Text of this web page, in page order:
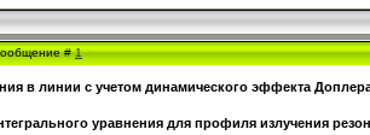
#1
в линии с учетом динамического эффекта
уравнения для профиля излучения